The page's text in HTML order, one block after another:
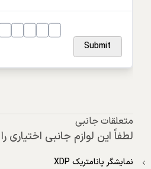
Submit
متعلقات جانبی
لطفاً این لوازم جانبی اختیاری
نمایشگر پانامتریک XDP